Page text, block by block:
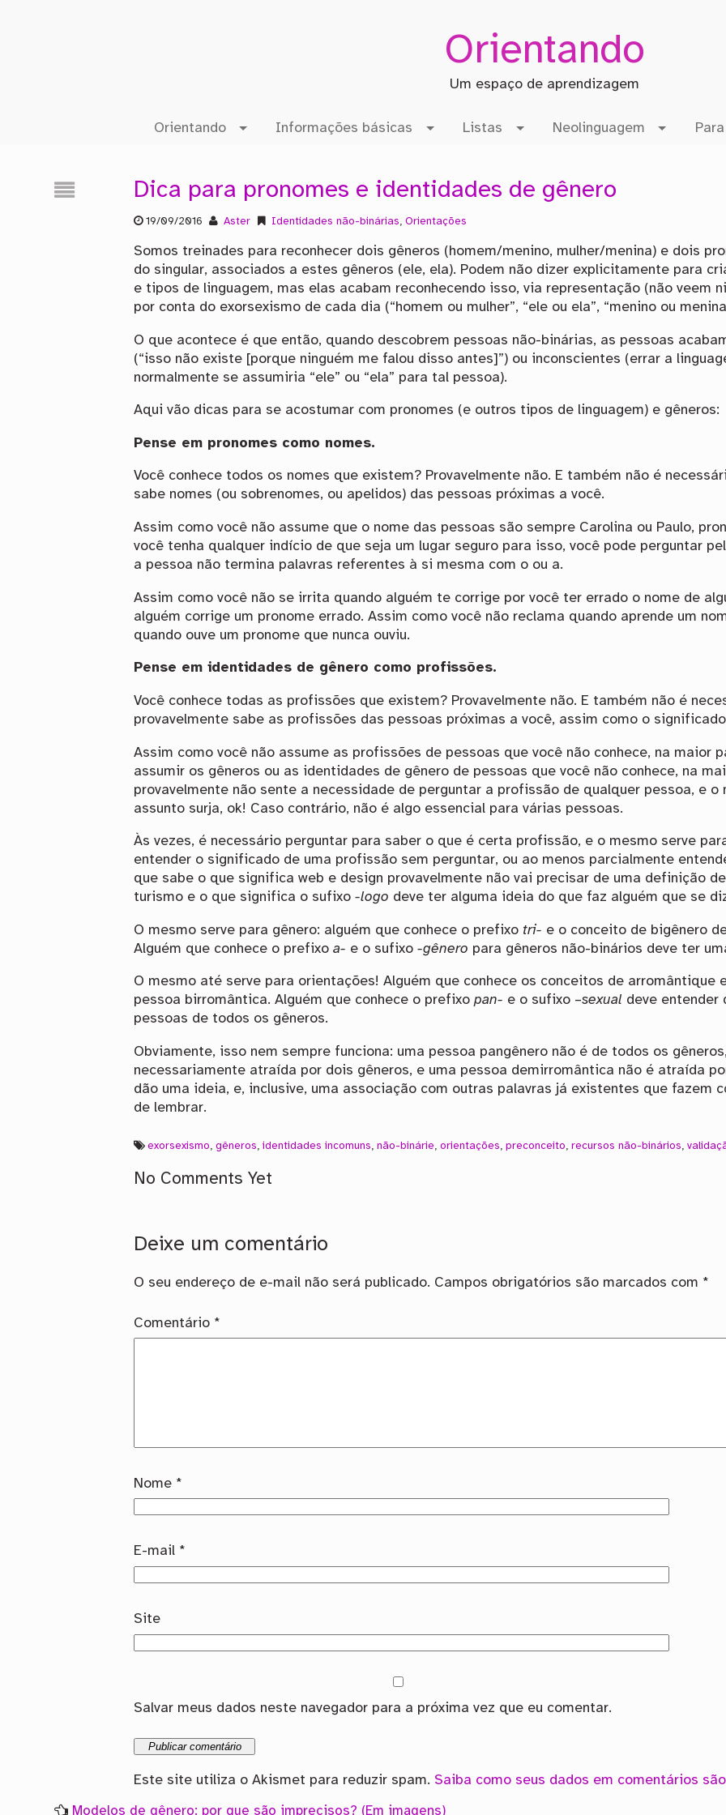
Orientando
Um espaço de aprendizagem
Orientando Informações básicas Listas Neolinguagem
Dica para pronomes e identidades de gênero
19/09/2016 Aster Identidades não-binárias, Orientações
Somos treinades para reconhecer dois gêneros (homem/menino, mulher/menina) e dois
do singular, associados a estes gêneros (ele, ela). Podem não dizer explicitamente para
e tipos de linguagem, mas elas acabam reconhecendo isso, via representação (não veem
por conta do exorsexismo de cada dia (“homem ou mulher”, “ele ou ela”, “menino ou
O que acontece é que então, quando descobrem pessoas não-binárias, as pessoas
(“isso não existe [porque ninguém me falou disso antes]”) ou inconscientes (errar a
normalmente se assumiria “ele” ou “ela” para tal pessoa).
Aqui vão dicas para se acostumar com pronomes (e outros tipos de linguagem) e gêneros:
Pense em pronomes como nomes.
Você conhece todos os nomes que existem? Provavelmente não. E também não é
sabe nomes (ou sobrenomes, ou apelidos) das pessoas próximas a você.
Assim como você não assume que o nome das pessoas são sempre Carolina ou Paulo,
você tenha qualquer indício de que seja um lugar seguro para isso, você pode perguntar
a pessoa não termina palavras referentes à si mesma com o ou a.
Assim como você não se irrita quando alguém te corrige por você ter errado o nome de
alguém corrige um pronome errado. Assim como você não reclama quando aprende um
quando ouve um pronome que nunca ouviu.
Pense em identidades de gênero como profissões.
Você conhece todas as profissões que existem? Provavelmente não. E também não é
provavelmente sabe as profissões das pessoas próximas a você, assim como o
Assim como você não assume as profissões de pessoas que você não conhece, na maior
assumir os gêneros ou as identidades de gênero de pessoas que você não conhece, na
provavelmente não sente a necessidade de perguntar a profissão de qualquer pessoa, e o
assunto surja, ok! Caso contrário, não é algo essencial para várias pessoas.
Às vezes, é necessário perguntar para saber o que é certa profissão, e o mesmo serve
entender o significado de uma profissão sem perguntar, ou ao menos parcialmente
que sabe o que significa web e design provavelmente não vai precisar de uma definição
turismo e o que significa o sufixo-logo deve ter alguma ideia do que faz alguém que se
O mesmo serve para gênero: alguém que conhece o prefixo tri- e o conceito de bigênero
Alguém que conhece o prefixoa- e o sufixo-gênero para gêneros não-binários deve ter
O mesmo até serve para orientações! Alguém que conhece os conceitos de arromântique
pessoa birromântica. Alguém que conhece o prefixopan- e o sufixo –sexual deve entender
pessoas de todos os gêneros.
Obviamente, isso nem sempre funciona: uma pessoa pangênero não é de todos os
necessariamente atraída por dois gêneros, e uma pessoa demirromântica não é atraída
dão uma ideia, e, inclusive, uma associação com outras palavras já existentes que fazem
de lembrar.
exorsexismo,gêneros,identidades incomuns,não-binárie,orientações,preconceito,recursos não-binários,
No Comments Yet
Deixe um comentário
O seu endereço de e-mail não será publicado. Campos obrigatórios são marcados com *
Comentário *
Nome *
E-mail *
Site
Salvar meus dados neste navegador para a próxima vez que eu comentar.
Este site utiliza o Akismet para reduzir spam. Saiba como seus dados em comentários
Modelos de gênero: por que são imprecisos? (Em imagens)